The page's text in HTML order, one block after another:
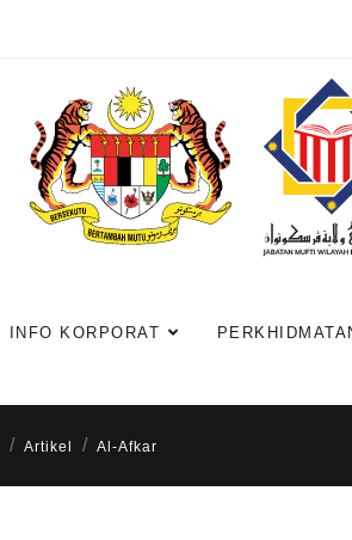
INFO KORPORAT
Artikel Al-Afkar